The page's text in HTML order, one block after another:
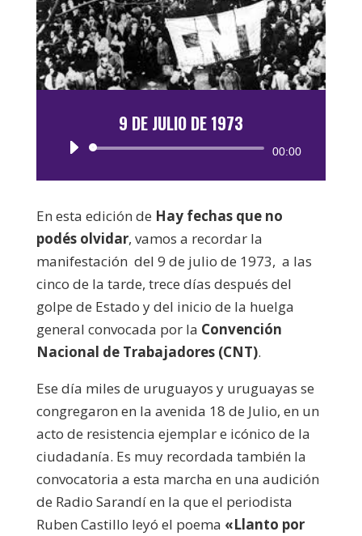
9 DE JULIO DE 1973
Reproductor
00:00
En esta edición de Hay fechas que no
podés olvidar, vamos a recordar la
manifestación del 9 de julio de 1973, a las
cinco de la tarde, trece días después del
golpe de Estado y del inicio de la huelga
general convocada por la Convención
Nacional de Trabajadores (CNT).
Ese día miles de uruguayos y uruguayas se
congregaron en la avenida 18 de Julio, en un
acto de resistencia ejemplar e icónico de la
ciudadanía. Es muy recordada también la
convocatoria a esta marcha en una audición
de Radio Sarandí en la que el periodista
Ruben Castillo leyó el poema «Llanto por